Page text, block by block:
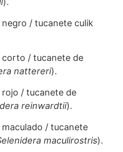
/ tucanete culik
/ tucanete de
nattereri).
/ tucanete de
reinwardtii).
/ tucanete
maculirostris).